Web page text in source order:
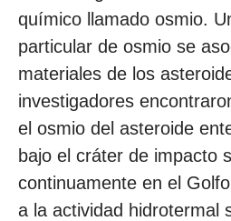
químico llamado osmio.
particular de osmio se
materiales de los
investigadores
el osmio del asteroide
bajo el cráter de impacto
continuamente en el
a la actividad hidrotermal